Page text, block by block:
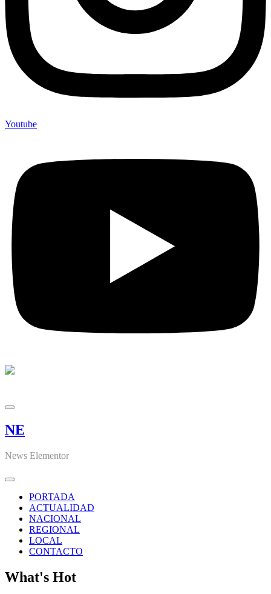
Youtube
NE
News Elementor
PORTADA
ACTUALIDAD
NACIONAL
REGIONAL
LOCAL
CONTACTO
What's Hot